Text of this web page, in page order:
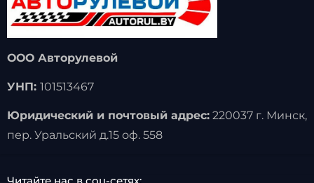
ООО Авторулевой
УНП: 101513467
Юридический и почтовый адрес:220037 г. Минск,
пер. Уральский д.15 оф. 558